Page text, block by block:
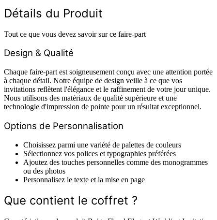
Détails du Produit
Tout ce que vous devez savoir sur ce faire-part
Design & Qualité
Chaque faire-part est soigneusement conçu avec une attention portée
à chaque détail. Notre équipe de design veille à ce que vos
invitations reflètent l'élégance et le raffinement de votre jour unique.
Nous utilisons des matériaux de qualité supérieure et une
technologie d'impression de pointe pour un résultat exceptionnel.
Options de Personnalisation
Choisissez parmi une variété de palettes de couleurs
Sélectionnez vos polices et typographies préférées
Ajoutez des touches personnelles comme des monogrammes
ou des photos
Personnalisez le texte et la mise en page
Que contient le coffret ?